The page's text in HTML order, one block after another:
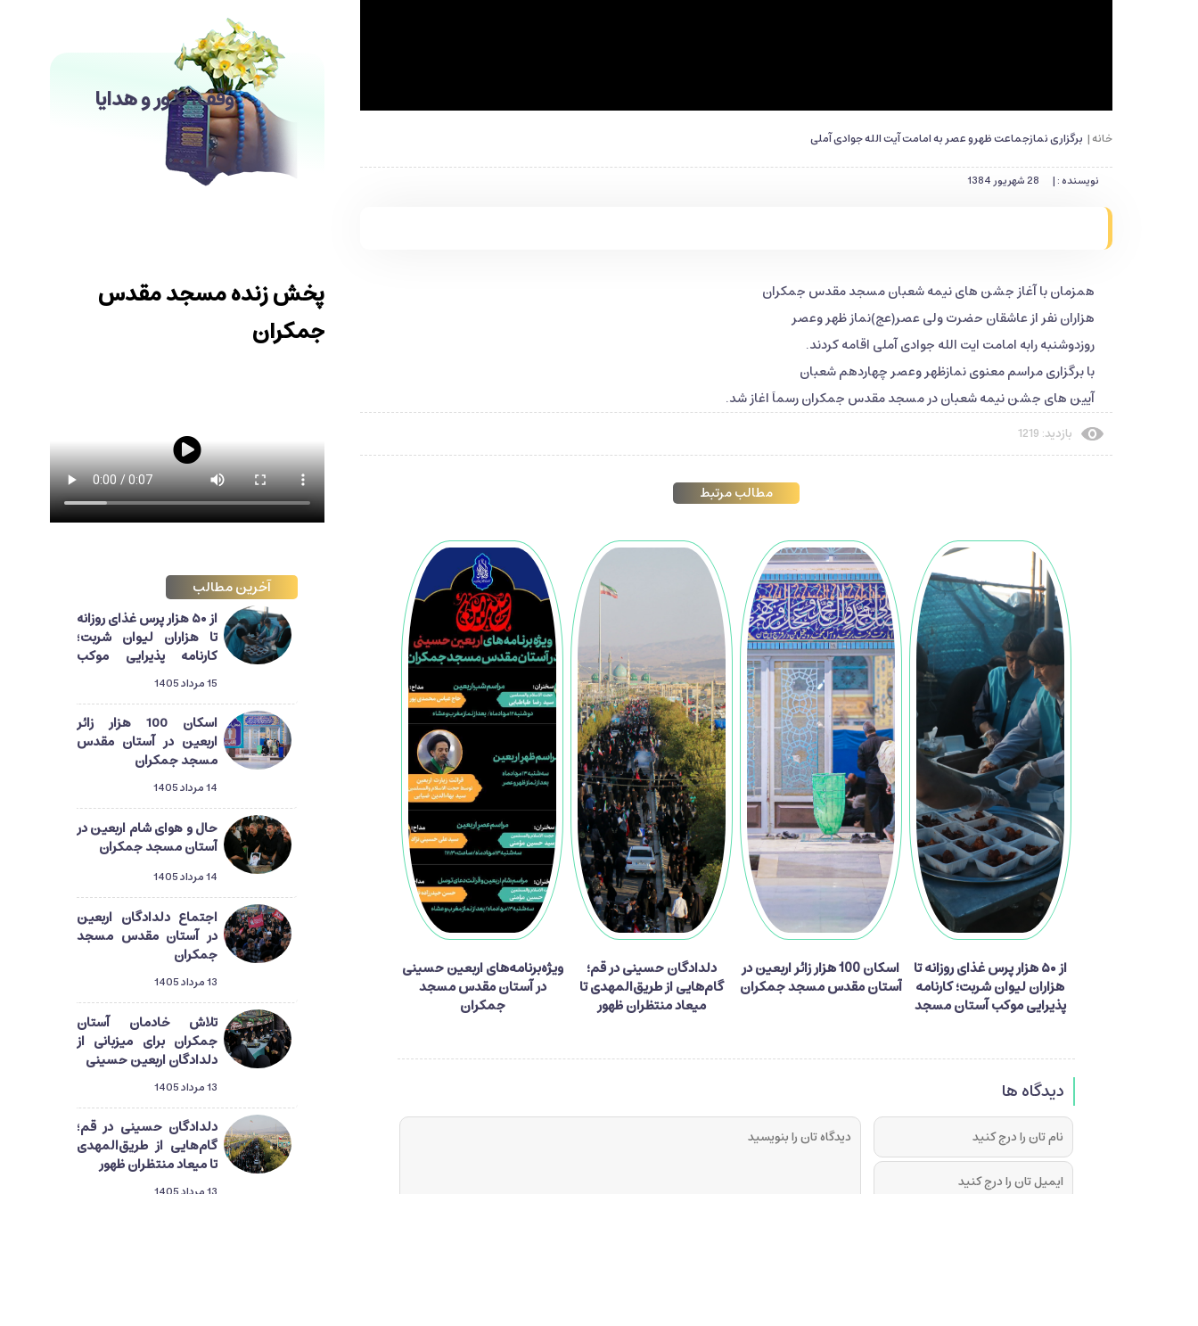
خانه | برگزاری نمازجماعت ظهرو عصر به امامت آیت الله جوادی آملی
نویسنده : | 28 شهریور 1384
همزمان با آغاز جشن های نیمه شعبان مسجد مقدس جمکران
هزاران نفر از عاشقان حضرت ولی عصر(عج)نماز ظهر وعصر
روزدوشنبه رابه امامت ایت الله جوادی آملی اقامه کردند.
با برگزاری مراسم معنوی نمازظهر وعصر چهاردهم شعبان
آیین های جشن نیمه شعبان در مسجد مقدس جمکران رسماَ اغاز شد.
بازدید: 1219
مطالب مرتبط
از ۵۰ هزار پرس غذای روزانه تا
هزاران لیوان شربت؛ کارنامه
پذیرایی موکب آستان مسجد
اسکان 100 هزار زائر اربعین در
آستان مقدس مسجد جمکران
دلدادگان حسینی در قم؛
گام‌هایی از طریق‌المهدی تا
میعاد منتظران ظهور
ویژه‌برنامه‌های اربعین حسینی
در آستان مقدس مسجد
جمکران
دیدگاه ها
وقف، نذور و هدایا
پخش زنده مسجد مقدس
جمکران
آخرین مطالب
از ۵۰ هزار پرس غذای روزانه
تا هزاران لیوان شربت؛
کارنامه پذیرایی موکب
آستان مسجد جمکران از
زائران اربعین
15 مرداد 1405
اسکان 100 هزار زائر
اربعین در آستان مقدس
مسجد جمکران
14 مرداد 1405
حال و هوای شام اربعین در
آستان مسجد جمکران
14 مرداد 1405
اجتماع دلدادگان اربعین
در آستان مقدس مسجد
جمکران
13 مرداد 1405
تلاش خادمان آستان
جمکران برای میزبانی از
دلدادگان اربعین حسینی
13 مرداد 1405
دلدادگان حسینی در قم؛
گام‌هایی از طریق‌المهدی
تا میعاد منتظران ظهور
13 مرداد 1405